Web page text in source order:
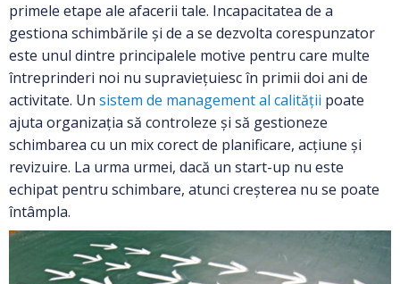
primele etape ale afacerii tale. Incapacitatea de a
gestiona schimbările și de a se dezvolta corespunzator
este unul dintre principalele motive pentru care multe
întreprinderi noi nu supraviețuiesc în primii doi ani de
activitate. Un sistem de management al calității poate
ajuta organizația să controleze și să gestioneze
schimbarea cu un mix corect de planificare, acțiune și
revizuire. La urma urmei, dacă un start-up nu este
echipat pentru schimbare, atunci creșterea nu se poate
întâmpla.